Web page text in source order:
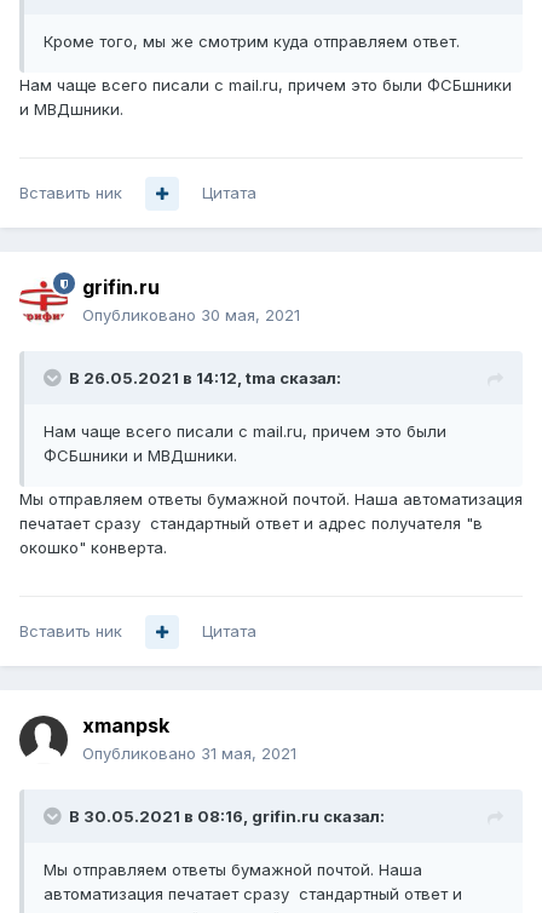
Кроме того, мы же смотрим куда отправляем ответ.
Нам чаще всего писали с mail.ru, причем это были ФСБшники
и МВДшники.
Вставить ник Цитата
grifin.ru
Опубликовано 30 мая, 2021
В 26.05.2021 в 14:12, tma сказал:
Нам чаще всего писали с mail.ru, причем это были
ФСБшники и МВДшники.
Мы отправляем ответы бумажной почтой. Наша автоматизация
печатает сразу стандартный ответ и адрес получателя "в
окошко" конверта.
Вставить ник Цитата
xmanpsk
Опубликовано 31 мая, 2021
В 30.05.2021 в 08:16, grifin.ru сказал:
Мы отправляем ответы бумажной почтой. Наша
автоматизация печатает сразу стандартный ответ и